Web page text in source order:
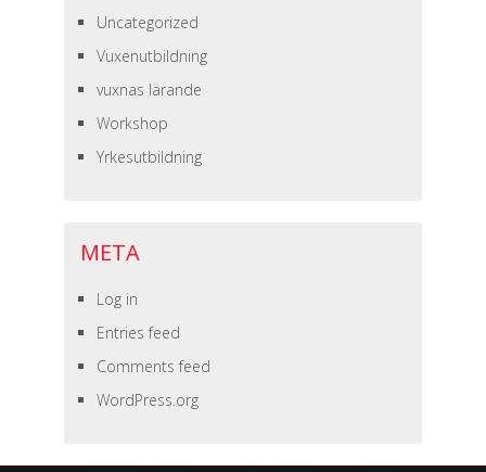
Uncategorized
Vuxenutbildning
vuxnas lärande
Workshop
Yrkesutbildning
META
Log in
Entries feed
Comments feed
WordPress.org